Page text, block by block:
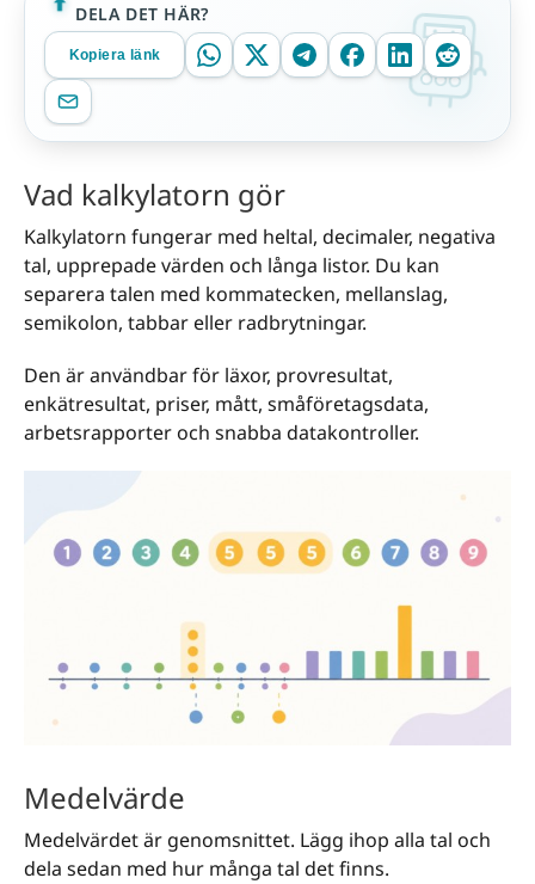
DELA DET HÄR?
Kopiera länk
Vad kalkylatorn gör
Kalkylatorn fungerar med heltal, decimaler, negativa
tal, upprepade värden och långa listor. Du kan
separera talen med kommatecken, mellanslag,
semikolon, tabbar eller radbrytningar.
Den är användbar för läxor, provresultat,
enkätresultat, priser, mått, småföretagsdata,
arbetsrapporter och snabba datakontroller.
Medelvärde
Medelvärdet är genomsnittet. Lägg ihop alla tal och
dela sedan med hur många tal det finns.